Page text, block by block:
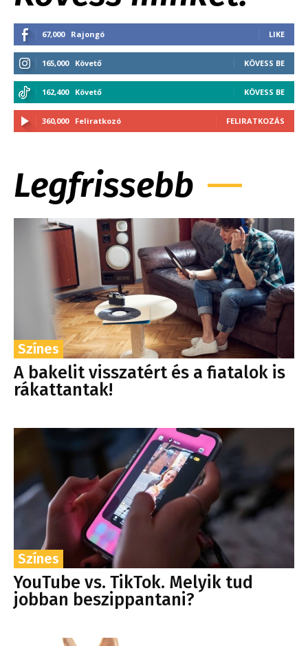
67,000 Rajongó LIKE
165,000 Követő KÖVESS BE
162,400 Követő KÖVESS BE
360,000 Feliratkozó FELIRATKOZÁS
Legfrissebb
Színes
A bakelit visszatért és a fiatalok is
rákattantak!
Színes
YouTube vs. TikTok. Melyik tud
jobban beszippantani?